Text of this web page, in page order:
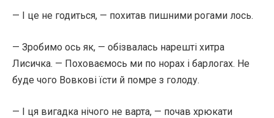
— І це не годиться, — похитав пишними рогами лось.
— Зробимо ось як, — обізвалась нарешті хитра
Лисичка. — Поховаємось ми по норах і барлогах. Не
буде чого Вовкові їсти й помре з голоду.
— І ця вигадка нічого не варта, — почав хрюкати